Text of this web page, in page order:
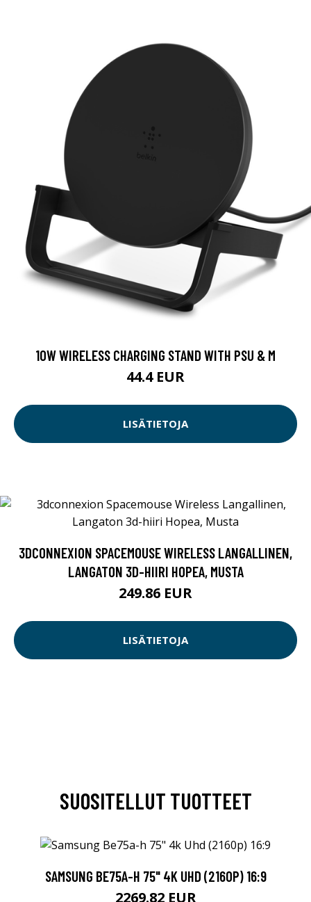
10W WIRELESS CHARGING STAND WITH PSU & M
44.4 EUR
LISÄTIETOJA
3DCONNEXION SPACEMOUSE WIRELESS LANGALLINEN,
LANGATON 3D-HIIRI HOPEA, MUSTA
249.86 EUR
LISÄTIETOJA
SUOSITELLUT TUOTTEET
SAMSUNG BE75A-H 75" 4K UHD (2160P) 16:9
2269.82 EUR